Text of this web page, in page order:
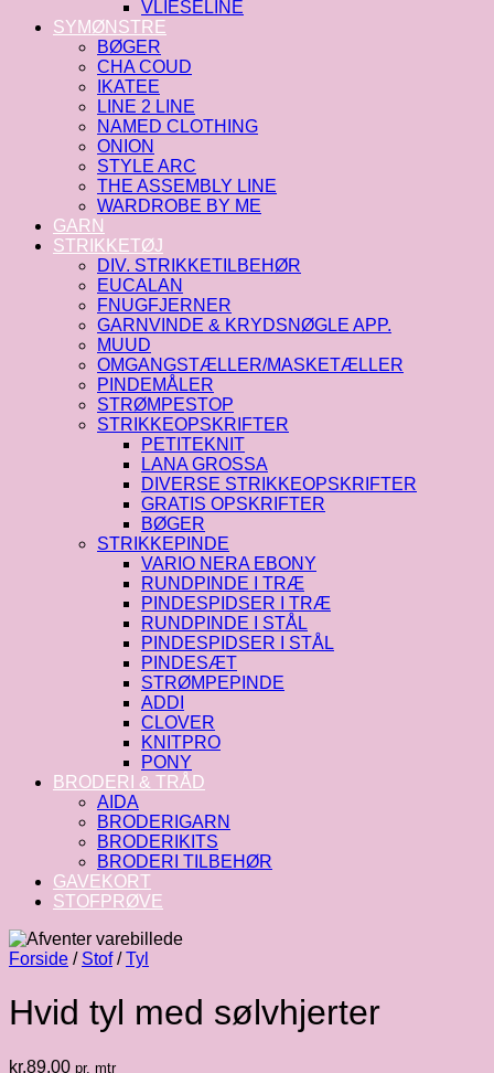
VLIESELINE
SYMØNSTRE
BØGER
CHA COUD
IKATEE
LINE 2 LINE
NAMED CLOTHING
ONION
STYLE ARC
THE ASSEMBLY LINE
WARDROBE BY ME
GARN
STRIKKETØJ
DIV. STRIKKETILBEHØR
EUCALAN
FNUGFJERNER
GARNVINDE & KRYDSNØGLE APP.
MUUD
OMGANGSTÆLLER/MASKETÆLLER
PINDEMÅLER
STRØMPESTOP
STRIKKEOPSKRIFTER
PETITEKNIT
LANA GROSSA
DIVERSE STRIKKEOPSKRIFTER
GRATIS OPSKRIFTER
BØGER
STRIKKEPINDE
VARIO NERA EBONY
RUNDPINDE I TRÆ
PINDESPIDSER I TRÆ
RUNDPINDE I STÅL
PINDESPIDSER I STÅL
PINDESÆT
STRØMPEPINDE
ADDI
CLOVER
KNITPRO
PONY
BRODERI & TRÅD
AIDA
BRODERIGARN
BRODERIKITS
BRODERI TILBEHØR
GAVEKORT
STOFPRØVE
Forside / Stof / Tyl
Hvid tyl med sølvhjerter
kr.89.00 pr. mtr